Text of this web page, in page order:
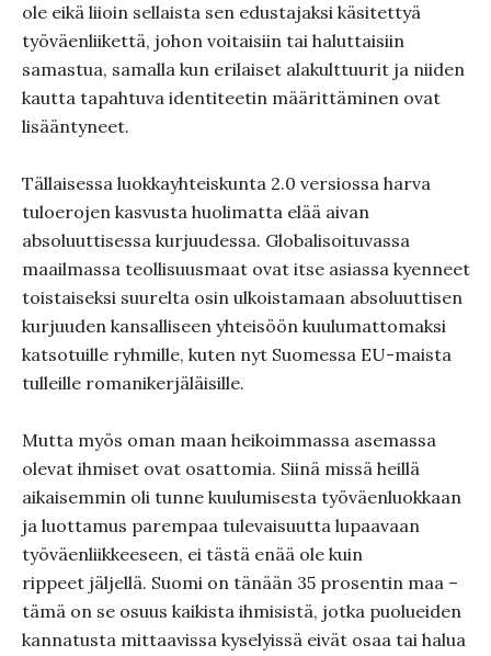
ole eikä liioin sellaista sen edustajaksi käsitettyä
työväenliikettä, johon voitaisiin tai haluttaisiin
samastua, samalla kun erilaiset alakulttuurit ja niiden
kautta tapahtuva identiteetin määrittäminen ovat
lisääntyneet.
Tällaisessa luokkayhteiskunta 2.0 versiossa harva
tuloerojen kasvusta huolimatta elää aivan
absoluuttisessa kurjuudessa. Globalisoituvassa
maailmassa teollisuusmaat ovat itse asiassa kyenneet
toistaiseksi suurelta osin ulkoistamaan absoluuttisen
kurjuuden kansalliseen yhteisöön kuulumattomaksi
katsotuille ryhmille, kuten nyt Suomessa EU-maista
tulleille romanikerjäläisille.
Mutta myös oman maan heikoimmassa asemassa
olevat ihmiset ovat osattomia. Siinä missä heillä
aikaisemmin oli tunne kuulumisesta työväenluokkaan
ja luottamus parempaa tulevaisuutta lupaavaan
työväenliikkeeseen, ei tästä enää ole kuin
rippeet jäljellä. Suomi on tänään 35 prosentin maa –
tämä on se osuus kaikista ihmisistä, jotka puolueiden
kannatusta mittaavissa kyselyissä eivät osaa tai halua